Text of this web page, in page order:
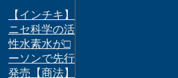
【インチキ】
ニセ科学の活
性水素水が□
ーソンで先行
発売【商法】